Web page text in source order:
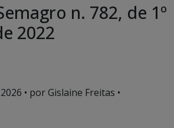
n. 782, de 1º
2022
• por Gislaine Freitas •